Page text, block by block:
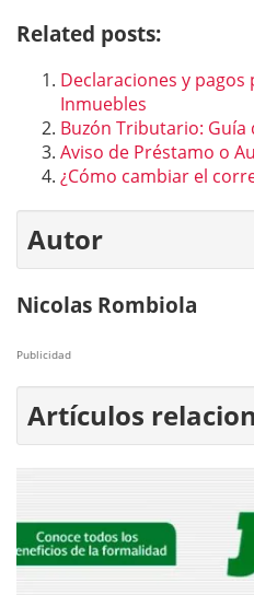
Related posts:
Declaraciones y
Inmuebles
Buzón Tributario: Guía
Aviso de Préstamo o
¿Cómo cambiar el
Autor
Nicolas Rombiola
Publicidad
Artículos